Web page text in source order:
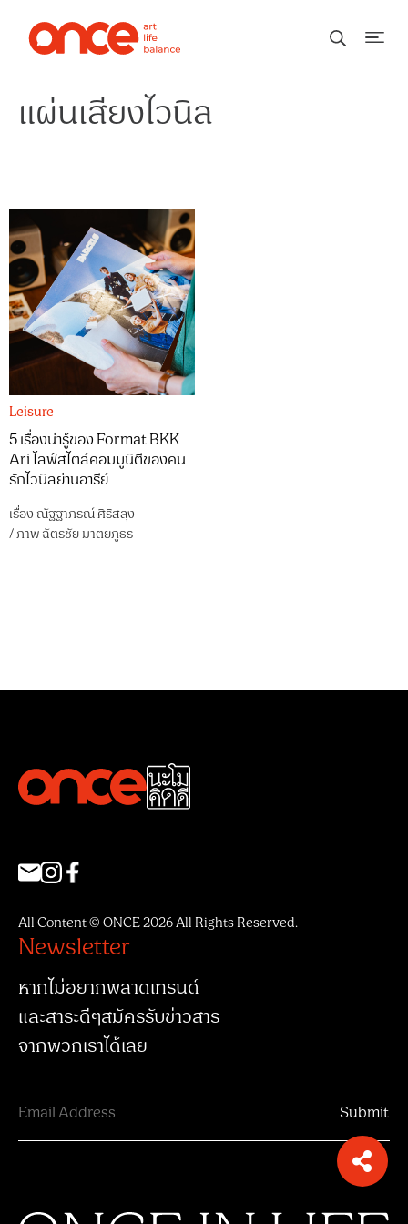
แผ่นเสียงไวนิล
Leisure
5 เรื่องน่ารู้ของ Format BKK
Ari ไลฟ์สไตล์คอมมูนิตีของคน
รักไวนิลย่านอารีย์
เรื่องณัฐฐาภรณ์ ศิริสลุง
/ภาพฉัตรชัย มาตยภูธร
All Content © ONCE 2026 All Rights Reserved.
Newsletter
หากไม่อยากพลาดเทรนด์
และสาระดีๆสมัครรับข่าวสาร
จากพวกเราได้เลย